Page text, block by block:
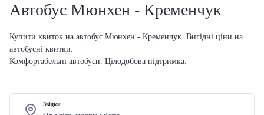
Автобус Мюнхен - Кременчук
Купити квиток на автобус Мюнхен - Кременчук. Вигідні ціни на
автобусні квитки.
Комфортабельні автобуси. Цілодобова підтримка.
Звідки